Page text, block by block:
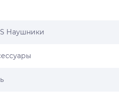
Наушники